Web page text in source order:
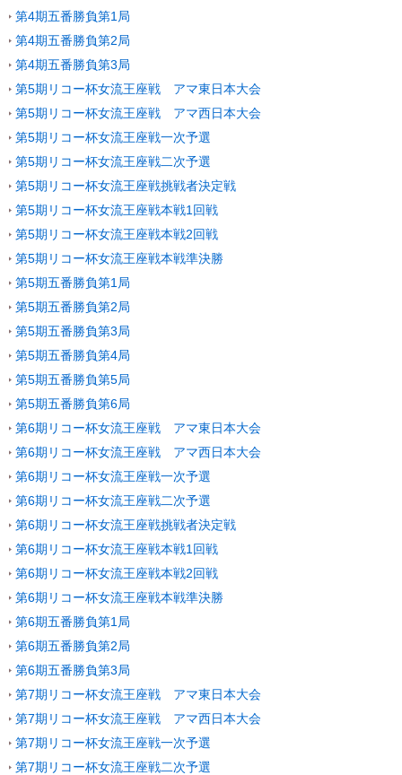
第4期五番勝負第1局
第4期五番勝負第2局
第4期五番勝負第3局
第5期リコー杯女流王座戦 アマ東日本大会
第5期リコー杯女流王座戦 アマ西日本大会
第5期リコー杯女流王座戦一次予選
第5期リコー杯女流王座戦二次予選
第5期リコー杯女流王座戦挑戦者決定戦
第5期リコー杯女流王座戦本戦1回戦
第5期リコー杯女流王座戦本戦2回戦
第5期リコー杯女流王座戦本戦準決勝
第5期五番勝負第1局
第5期五番勝負第2局
第5期五番勝負第3局
第5期五番勝負第4局
第5期五番勝負第5局
第5期五番勝負第6局
第6期リコー杯女流王座戦 アマ東日本大会
第6期リコー杯女流王座戦 アマ西日本大会
第6期リコー杯女流王座戦一次予選
第6期リコー杯女流王座戦二次予選
第6期リコー杯女流王座戦挑戦者決定戦
第6期リコー杯女流王座戦本戦1回戦
第6期リコー杯女流王座戦本戦2回戦
第6期リコー杯女流王座戦本戦準決勝
第6期五番勝負第1局
第6期五番勝負第2局
第6期五番勝負第3局
第7期リコー杯女流王座戦 アマ東日本大会
第7期リコー杯女流王座戦 アマ西日本大会
第7期リコー杯女流王座戦一次予選
第7期リコー杯女流王座戦二次予選